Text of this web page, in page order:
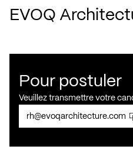
EVOQ
Pour postuler
Veuillez transmettre votre
rh@evoqarchitecture.com